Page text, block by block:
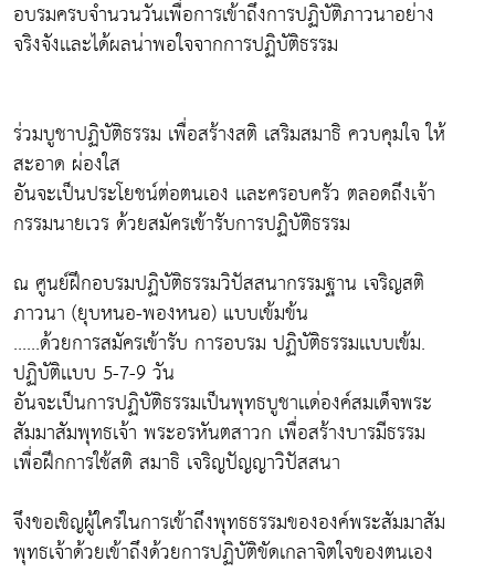
อบรมครบจำนวนวันเพื่อการเข้าถึงการปฏิบัติภาวนาอย่าง
จริงจังเเละได้ผลน่าพอใจจากการปฏิบัติธรรม
ร่วมบูชาปฏิบัติธรรม เพื่อสร้างสติ เสริมสมาธิ ควบคุมใจ ให้
สะอาด ผ่องใส
อันจะเป็นประโยชน์ต่อตนเอง เเละครอบครัว ตลอดถึงเจ้า
กรรมนายเวร ด้วยสมัครเข้ารับการปฏิบัติธรรม
ณ ศูนย์ฝึกอบรมปฏิบัติธรรมวิปัสสนากรรมฐาน เจริญสติ
ภาวนา (ยุบหนอ-พองหนอ) แบบเข้มข้น
......ด้วยการสมัครเข้ารับ การอบรม ปฏิบัติธรรมเเบบเข้ม.
ปฏิบัติเเบบ 5-7-9 วัน
อันจะเป็นการปฏิบัติธรรมเป็นพุทธบูชาเเด่องค์สมเด็จพระ
สัมมาสัมพุทธเจ้า พระอรหันตสาวก เพื่อสร้างบารมีธรรม
เพื่อฝึกการใช้สติ สมาธิ เจริญปัญญาวิปัสสนา
จึงขอเชิญผู้ใคร่ในการเข้าถึงพุทธธรรมขององค์พระสัมมาสัม
พุทธเจ้าด้วยเข้าถึงด้วยการปฏิบัติขัดเกลาจิตใจของตนเอง